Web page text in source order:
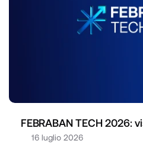
FEBRABAN TECH 2026:
16 luglio 2026